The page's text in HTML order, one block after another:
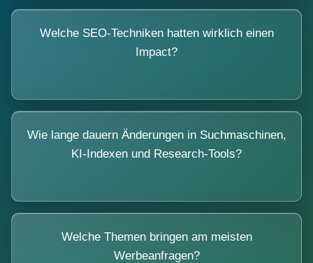
Welche SEO-Techniken hatten wirklich einen
Impact?
Wie lange dauern Änderungen in Suchmaschinen,
KI-Indexen und Research-Tools?
Welche Themen bringen am meisten
Werbeanfragen?